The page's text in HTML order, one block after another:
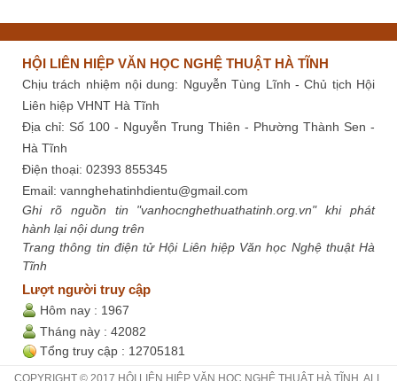
HỘI LIÊN HIỆP VĂN HỌC NGHỆ THUẬT HÀ TĨNH
Chịu trách nhiệm nội dung: Nguyễn Tùng Lĩnh - Chủ tịch Hội
Liên hiệp VHNT Hà Tĩnh
Địa chỉ: Số 100 - Nguyễn Trung Thiên - Phường Thành Sen -
Hà Tĩnh
Điện thoại: 02393 855345
Email: vannghehatinhdientu@gmail.com
Ghi rõ nguồn tin "vanhocnghethuathatinh.org.vn" khi phát
hành lại nội dung trên
Trang thông tin điện tử Hội Liên hiệp Văn học Nghệ thuật Hà
Tĩnh
Lượt người truy cập
Hôm nay : 1967
Tháng này : 42082
Tổng truy cập : 12705181
COPYRIGHT © 2017 HỘI LIÊN HIỆP VĂN HỌC NGHỆ THUẬT HÀ TĨNH. ALL